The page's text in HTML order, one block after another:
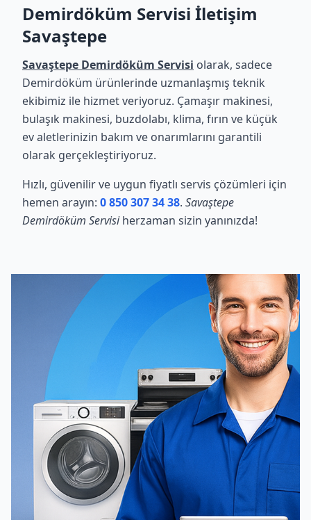
Demirdöküm Servisi İletişim
Savaştepe
Savaştepe Demirdöküm Servisi olarak, sadece
Demirdöküm ürünlerinde uzmanlaşmış teknik
ekibimiz ile hizmet veriyoruz. Çamaşır makinesi,
bulaşık makinesi, buzdolabı, klima, fırın ve küçük
ev aletlerinizin bakım ve onarımlarını garantili
olarak gerçekleştiriyoruz.
Hızlı, güvenilir ve uygun fiyatlı servis çözümleri için
hemen arayın: 0 850 307 34 38. Savaştepe
Demirdöküm Servisiherzaman sizin yanınızda!